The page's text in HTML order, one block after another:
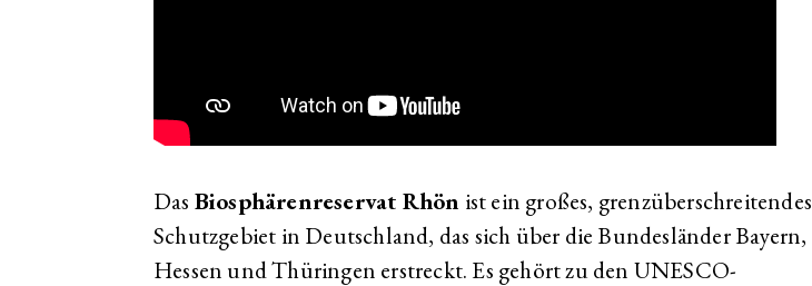
Das Biosphärenreservat Rhön ist ein großes, grenzüberschreitendes
Schutzgebiet in Deutschland, das sich über die Bundesländer Bayern,
Hessen und Thüringen erstreckt. Es gehört zu den UNESCO-